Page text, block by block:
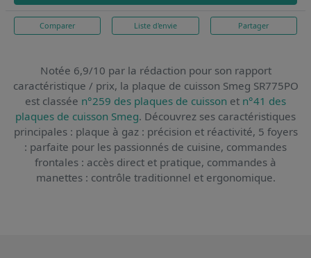
Comparer Liste d'envie Partager
Notée 6,9/10 par la rédaction pour son rapport
caractéristique / prix, la plaque de cuisson Smeg SR775PO
est classée n°259 des plaques de cuisson et n°41 des
plaques de cuisson Smeg. Découvrez ses caractéristiques
principales : plaque à gaz : précision et réactivité, 5 foyers
: parfaite pour les passionnés de cuisine, commandes
frontales : accès direct et pratique, commandes à
manettes : contrôle traditionnel et ergonomique.